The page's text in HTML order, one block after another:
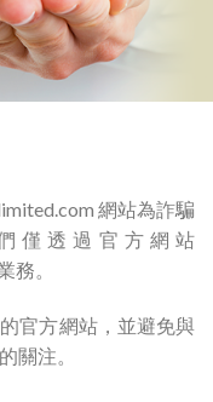
網站為詐騙
僅透過官方網站
務。
官方網站，並避免與
關注。